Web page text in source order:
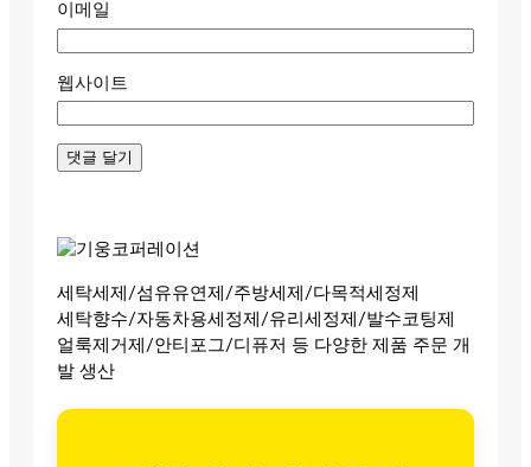
이메일
웹사이트
세탁세제/섬유유연제/주방세제/다목적세정제
세탁향수/자동차용세정제/유리세정제/발수코팅제
얼룩제거제/안티포그/디퓨저 등 다양한 제품 주문 개
발 생산